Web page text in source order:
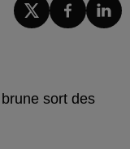
sort des